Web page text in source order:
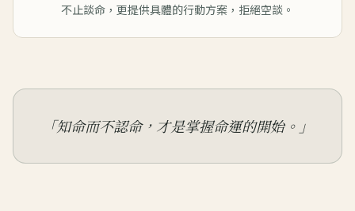
不止談命，更提供具體的行動方案，拒絕空談。
「知命而不認命，才是掌握命運的開始。 」